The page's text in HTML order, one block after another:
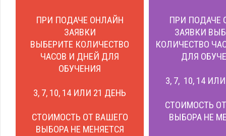
ПРИ ПОДАЧЕ ОНЛАЙН
ЗАЯВКИ
ВЫБЕРИТЕ КОЛИЧЕСТВО
ЧАСОВ И ДНЕЙ ДЛЯ
ОБУЧЕНИЯ
3, 7, 10, 14 ИЛИ 21 ДЕНЬ
СТОИМОСТЬ ОТ ВАШЕГО
ВЫБОРА НЕ МЕНЯЕТСЯ
ПРИ ПОДАЧЕ
ЗАЯВКИ
КОЛИЧЕСТВО
ДЛЯ
3, 7, 10, 14
СТОИМОСТЬ
ВЫБОРА НЕ